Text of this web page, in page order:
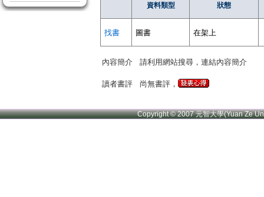
資料類型 狀態
找書 圖書 在架上
內容簡介 請利用網站搜尋，連結內容簡介
讀者書評 尚無書評，
Copyright © 2007 元智大學(Yuan Ze